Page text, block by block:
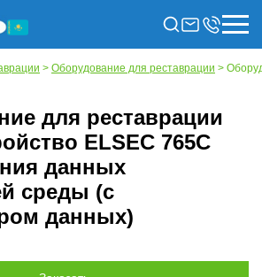
> Оборудование для реставрации >
для реставрации
ELSEC 765C
данных
среды (с
данных)